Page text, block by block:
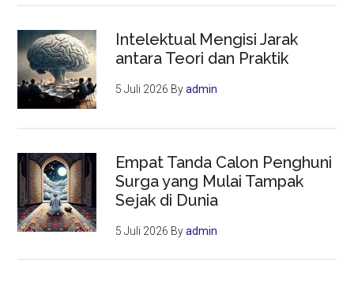
Intelektual Mengisi Jarak
antara Teori dan Praktik
5 Juli 2026 Byadmin
Empat Tanda Calon Penghuni
Surga yang Mulai Tampak
Sejak di Dunia
5 Juli 2026 Byadmin